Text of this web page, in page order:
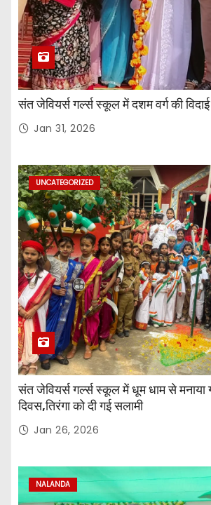
संत जेवियर्स गर्ल्स स्कूल में दशम वर्ग की
Jan 31, 2026
UNCATEGORIZED
संत जेवियर्स गर्ल्स स्कूल में धूम धाम से मनाया
दिवस,तिरंगा को दी गई सलामी
Jan 26, 2026
NALANDA